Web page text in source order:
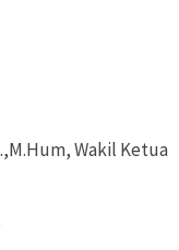
Wakil Ketua